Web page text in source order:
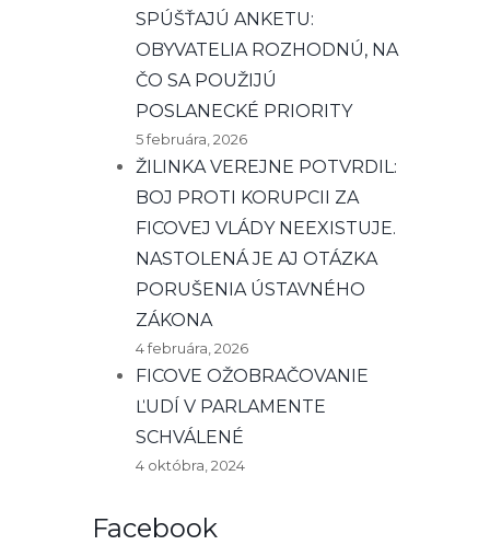
SPÚŠŤAJÚ ANKETU:
OBYVATELIA ROZHODNÚ, NA
ČO SA POUŽIJÚ
POSLANECKÉ PRIORITY
5 februára, 2026
ŽILINKA VEREJNE POTVRDIL:
BOJ PROTI KORUPCII ZA
FICOVEJ VLÁDY NEEXISTUJE.
NASTOLENÁ JE AJ OTÁZKA
PORUŠENIA ÚSTAVNÉHO
ZÁKONA
4 februára, 2026
FICOVE OŽOBRAČOVANIE
ĽUDÍ V PARLAMENTE
SCHVÁLENÉ
4 októbra, 2024
Facebook